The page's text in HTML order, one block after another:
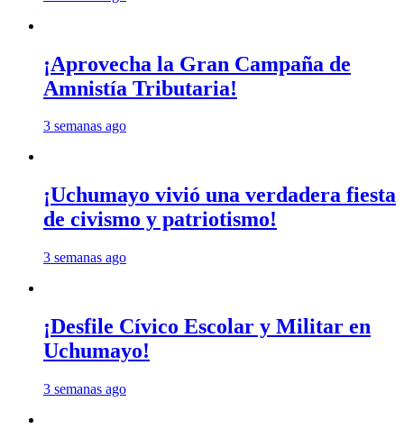
¡Aprovecha la Gran Campaña de
Amnistía Tributaria!
3 semanas ago
¡Uchumayo vivió una verdadera fiesta
de civismo y patriotismo!
3 semanas ago
¡Desfile Cívico Escolar y Militar en
Uchumayo!
3 semanas ago